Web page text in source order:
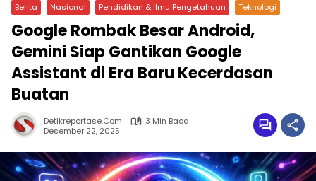
Berita Nasional Pendidikan & Ilmu Pengetahuan Teknologi
Google Rombak Besar Android,
Gemini Siap Gantikan Google
Assistant di Era Baru Kecerdasan
Buatan
Detikreportase.com
3 Min Baca
Desember 22, 2025